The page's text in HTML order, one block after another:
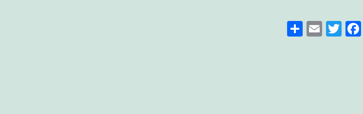
Facebook
Twitter
Email